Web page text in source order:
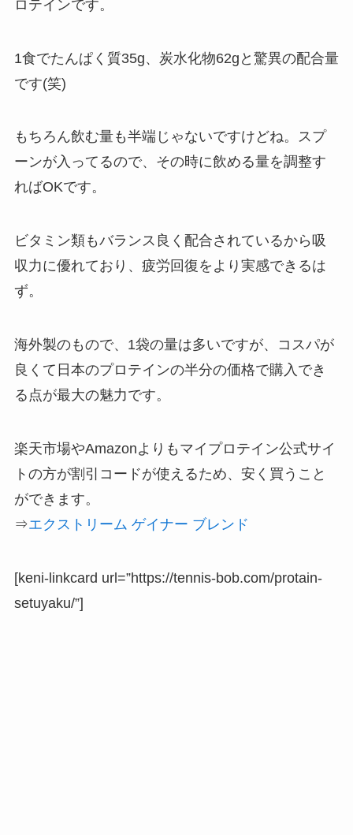
ロテインです。
1食でたんぱく質35g、炭水化物62gと驚異の配合量
です(笑)
もちろん飲む量も半端じゃないですけどね。スプ
ーンが入ってるので、その時に飲める量を調整す
ればOKです。
ビタミン類もバランス良く配合されているから吸
収力に優れており、疲労回復をより実感できるは
ず。
海外製のもので、1袋の量は多いですが、コスパが
良くて日本のプロテインの半分の価格で購入でき
る点が最大の魅力です。
楽天市場やAmazonよりもマイプロテイン公式サイ
トの方が割引コードが使えるため、安く買うこと
ができます。
⇒エクストリーム ゲイナー ブレンド
[keni-linkcard url=”https://tennis-bob.com/protain-
setuyaku/”]